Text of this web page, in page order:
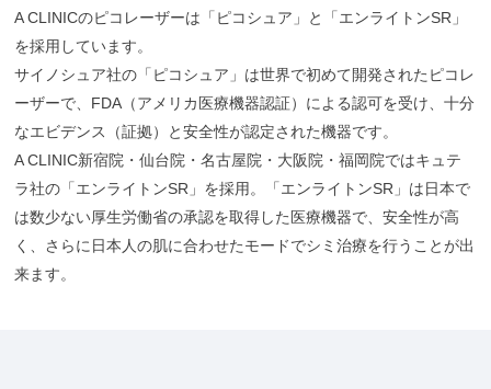
A CLINICのピコレーザーは「ピコシュア」と「エンライトンSR」
を採用しています。
サイノシュア社の「ピコシュア」は世界で初めて開発されたピコレ
ーザーで、FDA（アメリカ医療機器認証）による認可を受け、十分
なエビデンス（証拠）と安全性が認定された機器です。
A CLINIC新宿院・仙台院・名古屋院・大阪院・福岡院ではキュテ
ラ社の「エンライトンSR」を採用。「エンライトンSR」は日本で
は数少ない厚生労働省の承認を取得した医療機器で、安全性が高
く、さらに日本人の肌に合わせたモードでシミ治療を行うことが出
来ます。